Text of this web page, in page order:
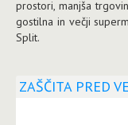
prostori, manjša
gostilna in večji
Split.
ZAŠČITA PRED